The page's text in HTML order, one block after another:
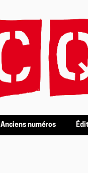
Anciens numéros